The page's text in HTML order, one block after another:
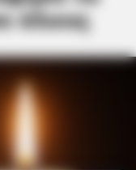
όλους